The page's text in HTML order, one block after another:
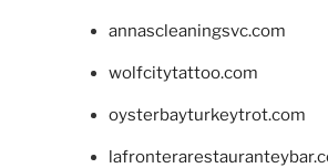
annascleaningsvc.com
wolfcitytattoo.com
oysterbayturkeytrot.com